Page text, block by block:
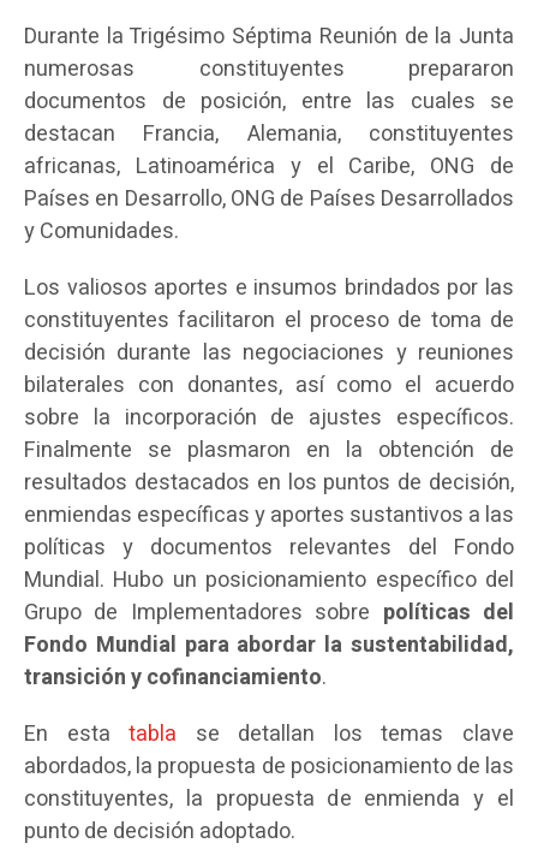
Durante la Trigésimo Séptima Reunión de la Junta
numerosas constituyentes prepararon
documentos de posición, entre las cuales se
destacan Francia, Alemania, constituyentes
africanas, Latinoamérica y el Caribe, ONG de
Países en Desarrollo, ONG de Países Desarrollados
y Comunidades.
Los valiosos aportes e insumos brindados por las
constituyentes facilitaron el proceso de toma de
decisión durante las negociaciones y reuniones
bilaterales con donantes, así como el acuerdo
sobre la incorporación de ajustes específicos.
Finalmente se plasmaron en la obtención de
resultados destacados en los puntos de decisión,
enmiendas específicas y aportes sustantivos a las
políticas y documentos relevantes del Fondo
Mundial. Hubo un posicionamiento específico del
Grupo de Implementadores sobre políticas del
Fondo Mundial para abordar la sustentabilidad,
transición y cofinanciamiento.
En estatabla se detallan los temas clave
abordados, la propuesta de posicionamiento de las
constituyentes, la propuesta de enmienda y el
punto de decisión adoptado.